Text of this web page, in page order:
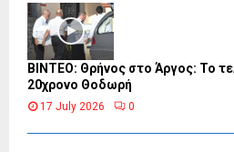
ΒΙΝΤΕΟ: Θρήνος στο Άργος: Το
20χρονο Θοδωρή
17 July 2026 0